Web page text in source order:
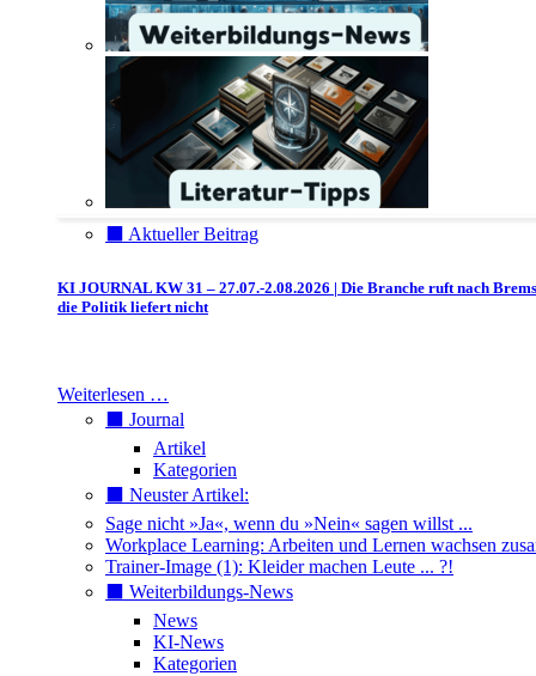
⬛️ Aktueller Beitrag
KI JOURNAL KW 31 – 27.07.-2.08.2026 | Die Branche ruft nach
die Politik liefert nicht
Weiterlesen …
⬛️ Journal
Artikel
Kategorien
⬛️ Neuster Artikel:
Sage nicht »Ja«, wenn du »Nein« sagen willst ...
Workplace Learning: Arbeiten und Lernen wachsen
Trainer-Image (1): Kleider machen Leute ... ?!
⬛️ Weiterbildungs-News
News
KI-News
Kategorien